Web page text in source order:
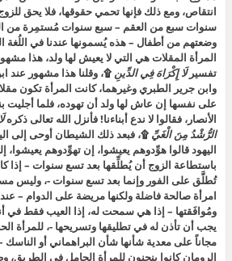
انتقاص، ومع ذلك فإنها تحمي حقوقها، فلا يحق
سنوات سبع من العقم – سبع سنوات مُستمِرة من
وضعتهم من أطفال – هذه يُسمونها عندنا في اللُغة
المرأة المقلات هي التي لا يعيش لها ولد، هذا
تفسيرلَا إِكْرَاهَ فِي الدِّينِ ۩، وقلنا هذا مشهور عند
وابن جرير الطبري وغيرهما، كانت المرأة تكون
على نفسها إن عاش لها ولد أن تهوده، فلما أجليت
الأنصار، فقالوا لا ندع أبناءنا! فأنزل الله تعالى ذكره
الرُّشْدُ مِنَ الْغَيِّ ۩، فبعد ذلك الشيطان أوحى إلى
اليهود قالوا هوِّدوهم يعيشوا، إن تهوِّدوهم يعيشوا،
باستطاعة الزوج أن يُطلِّقها بعد تسع سنوات – إذا
تُطلَّق على الفور وإنما بعد تسع سنوات -، وليس
امرأة صالحة فاضلة ولكنها مريضة على الدوام –
ومُوافَقتها – إذا هي سمحت له، إذا العيب فقط في
يجب أن تأذن له في تطليقها وتسريحها -، للمرأة
مجاناً على معدية شأنها شأن البراهماني أو
الرومان كانوا ينحنون للمرأة الحامل في الطريق،